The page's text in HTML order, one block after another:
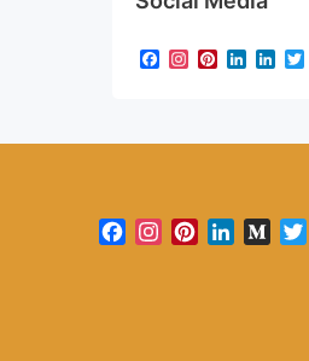
Facebook
Instagram
Pinterest
Facebook
Instagram
PinterestLinkedIn